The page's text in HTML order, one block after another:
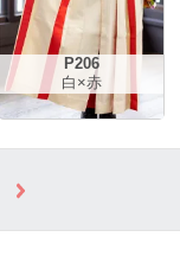
P206
白×赤